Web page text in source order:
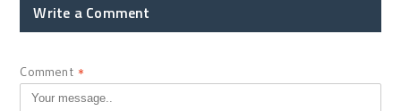
Write a Comment
Comment *